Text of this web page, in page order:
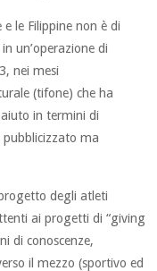
le Filippine non è di
un’operazione di
nei mesi
(tifone) che ha
in termini di
ma
degli atleti
ai progetti di “giving
di conoscenze,
il mezzo (sportivo ed